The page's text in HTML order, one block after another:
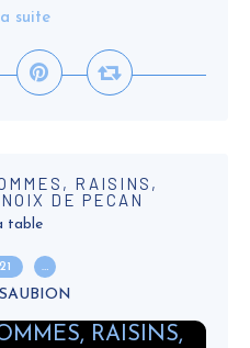
suite
RAISINS,
DE PECAN
table
…